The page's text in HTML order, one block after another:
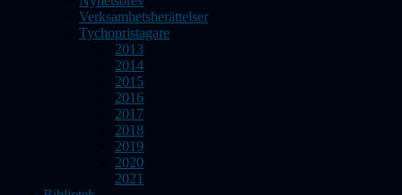
Verksamhetsberättelser
Tychopristagare
2013
2014
2015
2016
2017
2018
2019
2020
2021